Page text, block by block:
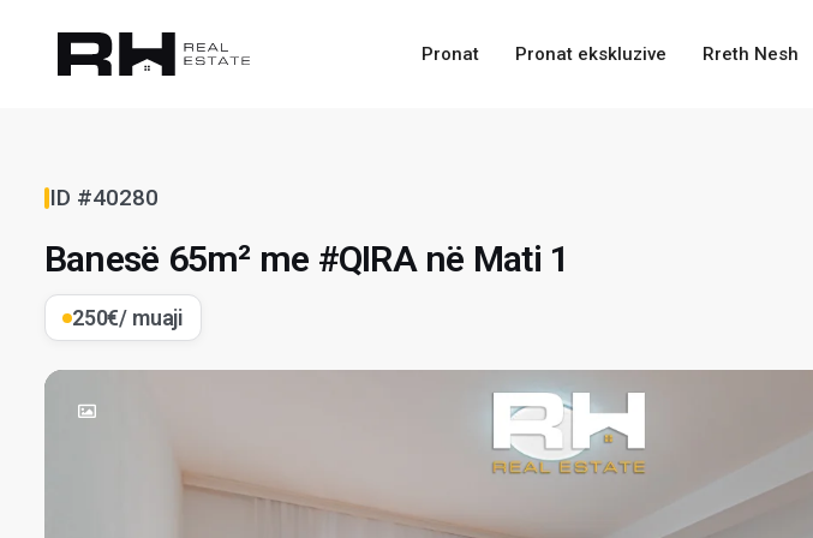
Pronat Pronat ekskluzive Rreth Nesh
ID #40280
Banesë 65m² me #QIRA në Mati 1
250€/ muaji